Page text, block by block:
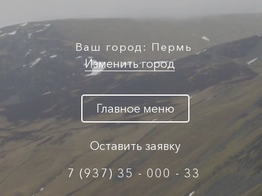
Ваш город: Пермь
Изменить город
Главное меню
Оставить заявку
7 (937) 35 - 000 - 33